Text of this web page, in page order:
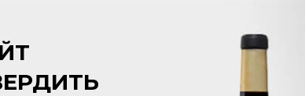
нотами желтого спелого яблока, абрикосового
цукатов, оттенками имбиря, меда и медовых сот.